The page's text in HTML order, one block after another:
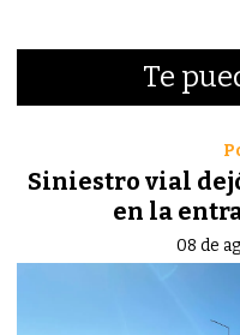
Te
Siniestro vial
en la
08 de